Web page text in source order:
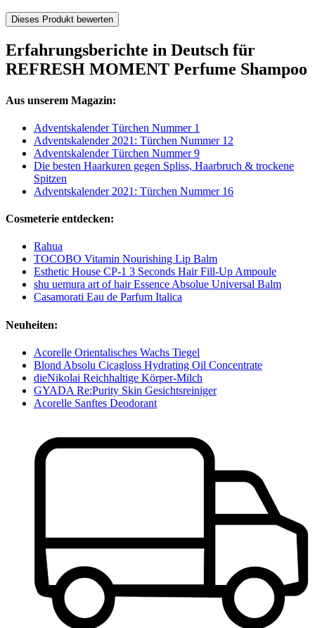
Dieses Produkt bewerten
Erfahrungsberichte in Deutsch für
REFRESH MOMENT Perfume Shampoo
Aus unserem Magazin:
Adventskalender Türchen Nummer 1
Adventskalender 2021: Türchen Nummer 12
Adventskalender Türchen Nummer 9
Die besten Haarkuren gegen Spliss, Haarbruch & trockene
Spitzen
Adventskalender 2021: Türchen Nummer 16
Cosmeterie entdecken:
Rahua
TOCOBO Vitamin Nourishing Lip Balm
Esthetic House CP-1 3 Seconds Hair Fill-Up Ampoule
shu uemura art of hair Essence Absolue Universal Balm
Casamorati Eau de Parfum Italica
Neuheiten:
Acorelle Orientalisches Wachs Tiegel
Blond Absolu Cicagloss Hydrating Oil Concentrate
dieNikolai Reichhaltige Körper-Milch
GYADA Re:Purity Skin Gesichtsreiniger
Acorelle Sanftes Deodorant